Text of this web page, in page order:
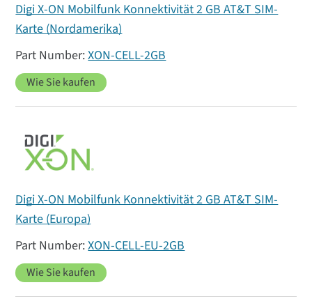
Digi X-ON Mobilfunk Konnektivität 2 GB AT&T SIM-
Karte (Nordamerika)
XON-CELL-2GB
Wie Sie kaufen
Digi X-ON Mobilfunk Konnektivität 2 GB AT&T SIM-
Karte (Europa)
XON-CELL-EU-2GB
Wie Sie kaufen